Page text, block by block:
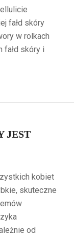
fałd skóry
w rolkach
fałd skóry i
JEST
kobiet
skuteczne
od